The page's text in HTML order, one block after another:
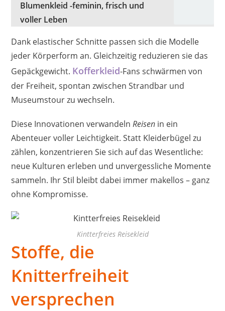
Blumenkleid -feminin, frisch und
voller Leben
Dank elastischer Schnitte passen sich die Modelle
jeder Körperform an. Gleichzeitig reduzieren sie das
Gepäckgewicht. Kofferkleid-Fans schwärmen von
der Freiheit, spontan zwischen Strandbar und
Museumstour zu wechseln.
Diese Innovationen verwandelnReisen in ein
Abenteuer voller Leichtigkeit. Statt Kleiderbügel zu
zählen, konzentrieren Sie sich auf das Wesentliche:
neue Kulturen erleben und unvergessliche Momente
sammeln. Ihr Stil bleibt dabei immer makellos – ganz
ohne Kompromisse.
Kintterfreies Reisekleid
Stoffe, die
Knitterfreiheit
versprechen